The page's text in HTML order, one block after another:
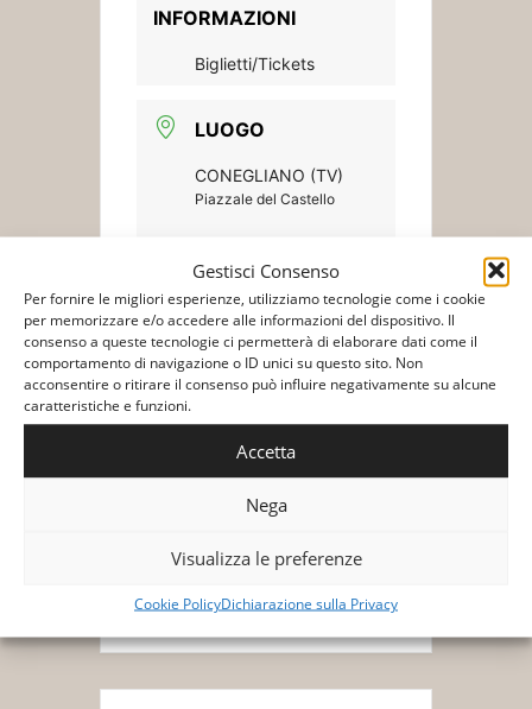
Gestisci Consenso
Per fornire le migliori esperienze, utilizziamo tecnologie come i cookie
per memorizzare e/o accedere alle informazioni del dispositivo. Il
consenso a queste tecnologie ci permetterà di elaborare dati come il
comportamento di navigazione o ID unici su questo sito. Non
acconsentire o ritirare il consenso può influire negativamente su alcune
caratteristiche e funzioni.
Accetta
Nega
Visualizza le preferenze
Cookie PolicyDichiarazione sulla Privacy
INFORMAZIONI
Biglietti/Tickets
LUOGO
CONEGLIANO (TV)
Piazzale del Castello
Biglietti/Tickets
+ Aggiungi a Google Calendar
+ Esporta iCal